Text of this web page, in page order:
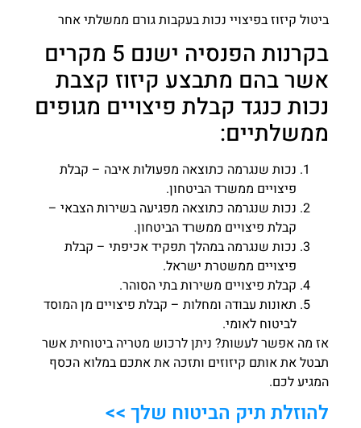
ביטול קיזוז בפיצויי נכות בעקבות גורם ממשלתי אחר
בקרנות הפנסיה ישנם 5 מקרים
אשר בהם מתבצע קיזוז קצבת
נכות כנגד קבלת פיצויים מגופים
ממשלתיים:
נכות שנגרמה כתוצאה מפעולות איבה – קבלת
פיצויים ממשרד הביטחון.
נכות שנגרמה כתוצאה מפגיעה בשירות הצבאי –
קבלת פיצויים ממשרד הביטחון.
נכות שנגרמה במהלך תפקיד אכיפתי – קבלת
פיצויים ממשטרת ישראל.
קבלת פיצויים משירות בתי הסוהר.
תאונות עבודה ומחלות – קבלת פיצויים מן המוסד
לביטוח לאומי.
אז מה אפשר לעשות? ניתן לרכוש מטריה ביטוחית אשר
תבטל את אותם קיזוזים ותזכה את אתכם במלוא הכסף
המגיע לכם.
להוזלת תיק הביטוח שלך >>